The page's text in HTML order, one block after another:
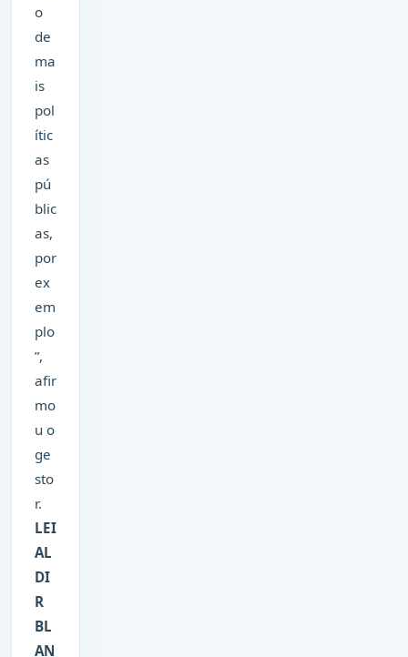
o
de
ma
is
pol
ític
as
pú
blic
as,
por
ex
em
plo
”,
afir
mo
u o
ge
sto
r.
LEI
AL
DI
R
BL
AN